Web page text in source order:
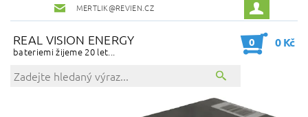
MERTLIK@REVIEN.CZ
REAL VISION ENERGY
bateriemi žijeme 20 let...
0 0 Kč